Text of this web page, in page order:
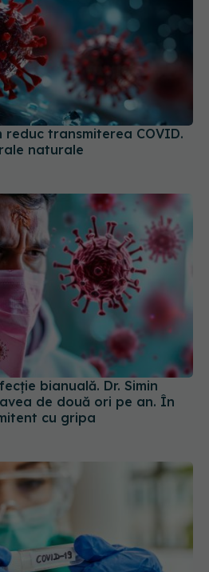
reduc transmiterea COVID.
naturale
de două ori pe an. În
cu gripa